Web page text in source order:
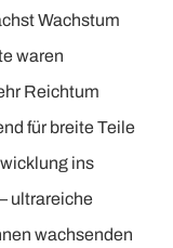
Wachstum
waren
Reichtum
für breite Teile
ins
– ultrareiche
wachsenden